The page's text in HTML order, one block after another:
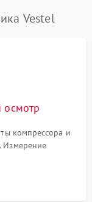
Подробнее →
Подробнее →
Vestel
осмотр
компрессора и
Измерение
термостата и
дисплея.